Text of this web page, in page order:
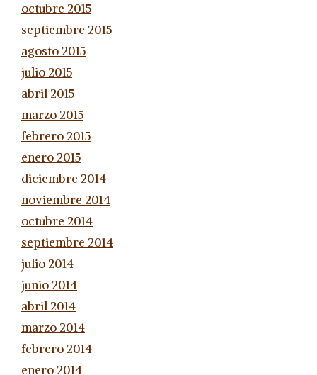
octubre 2015
septiembre 2015
agosto 2015
julio 2015
abril 2015
marzo 2015
febrero 2015
enero 2015
diciembre 2014
noviembre 2014
octubre 2014
septiembre 2014
julio 2014
junio 2014
abril 2014
marzo 2014
febrero 2014
enero 2014